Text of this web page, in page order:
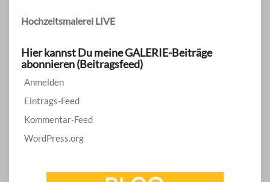
Hochzeitsmalerei LIVE
Hier kannst Du meine GALERIE-Beiträge
abonnieren (Beitragsfeed)
Anmelden
Eintrags-Feed
Kommentar-Feed
WordPress.org